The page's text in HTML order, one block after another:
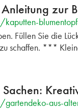
zur
Füllen Sie die
schaffen. ***
aus-